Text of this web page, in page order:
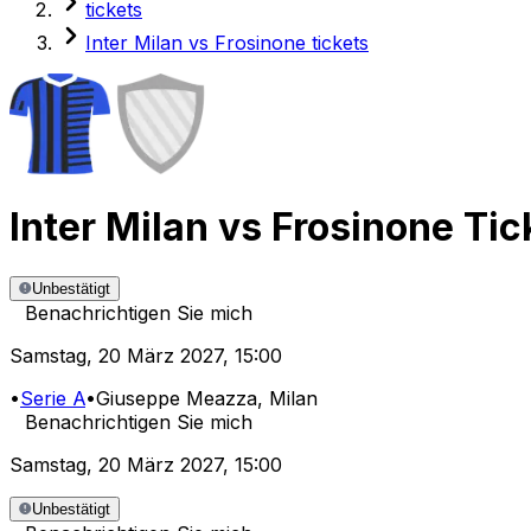
tickets
Inter Milan vs Frosinone tickets
Inter Milan vs Frosinone
Unbestätigt
Benachrichtigen Sie mich
Samstag, 20 März 2027, 15:00
•Serie A•Giuseppe Meazza, Milan
Benachrichtigen Sie mich
Samstag, 20 März 2027, 15:00
Unbestätigt